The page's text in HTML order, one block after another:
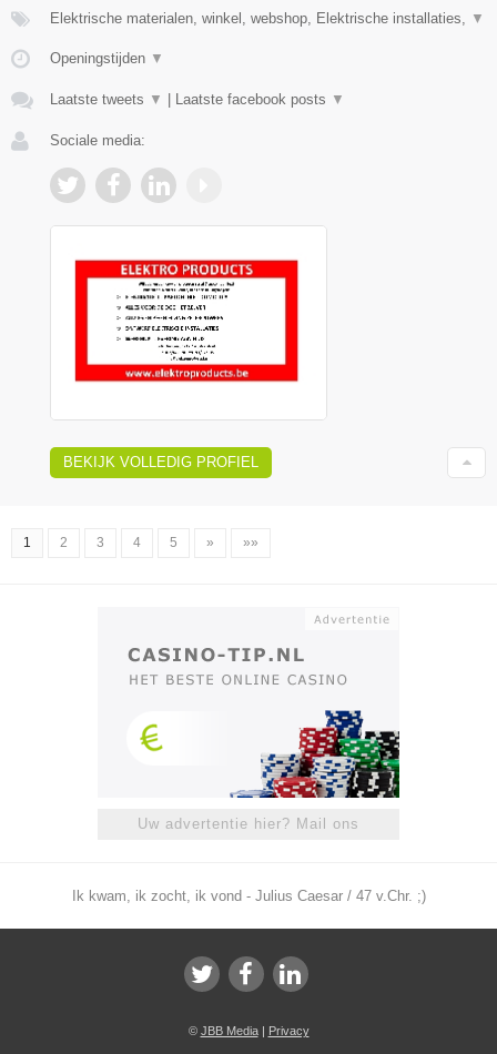
Elektrische materialen, winkel, webshop, Elektrische installaties, ▼
Openingstijden ▼
Laatste tweets ▼ | Laatste facebook posts ▼
Sociale media:
BEKIJK VOLLEDIG PROFIEL
1 2 3 4 5 » »»
Uw advertentie hier? Mail ons
Ik kwam, ik zocht, ik vond - Julius Caesar / 47 v.Chr. ;)
© JBB Media| Privacy